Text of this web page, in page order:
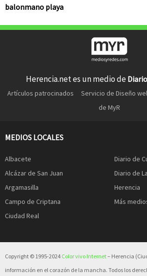
balonmano playa
Herencia.net es un medio de
Artículos patrocinados Servicio de Diseño
de MyR
MEDIOS LOCALES
Albacete
Alcázar de San Juan
Argamasilla
Campo de Criptana
Ciudad Real
Diario de
Diario de
Herencia
Más
Copyright © 1995-2024 Color vivo Internet– Herencia
información en el corazón de la mancha. Todos los